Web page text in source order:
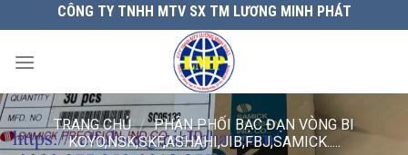
đến
nội
CÔNG TY TNHH MTV SX TM LƯƠNG MINH PHÁT
TRANG CHỦ / PHÂN PHỐI BẠC ĐẠN VÒNG BI
KOYO,NSK,SKF,ASHAHI,JIB,FBJ,SAMICK.....